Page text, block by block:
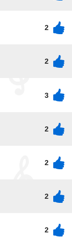
2
2
3
2
2
2
2